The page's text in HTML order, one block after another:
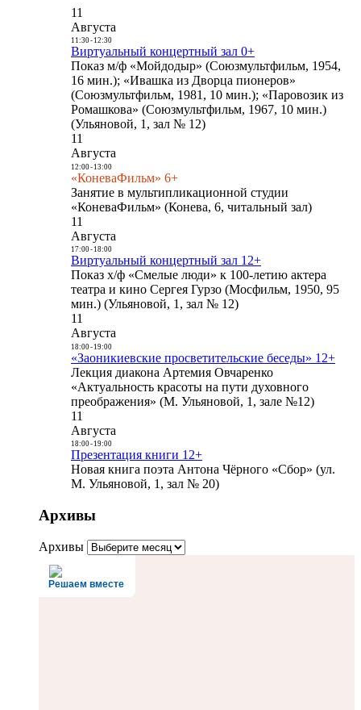
11
Августа
11:30- 12:30
Виртуальный концертный зал 0+
Показ м/ф «Мойдодыр» (Союзмультфильм, 1954,
16 мин.); «Ивашка из Дворца пионеров»
(Союзмультфильм, 1981, 10 мин.); «Паровозик из
Ромашкова» (Союзмультфильм, 1967, 10 мин.)
(Ульяновой, 1, зал № 12)
11
Августа
12:00- 13:00
«КоневаФильм» 6+
Занятие в мультипликационной студии
«КоневаФильм» (Конева, 6, читальный зал)
11
Августа
17:00- 18:00
Виртуальный концертный зал 12+
Показ х/ф «Смелые люди» к 100-летию актера
театра и кино Сергея Гурзо (Мосфильм, 1950, 95
мин.) (Ульяновой, 1, зал № 12)
11
Августа
18:00- 19:00
«Заоникиевские просветительские беседы» 12+
Лекция диакона Артемия Овчаренко
«Актуальность красоты на пути духовного
преображения» (М. Ульяновой, 1, зале №12)
11
Августа
18:00- 19:00
Презентация книги 12+
Новая книга поэта Антона Чёрного «Сбор» (ул.
М. Ульяновой, 1, зал № 20)
Архивы
Архивы
Решаем вместе